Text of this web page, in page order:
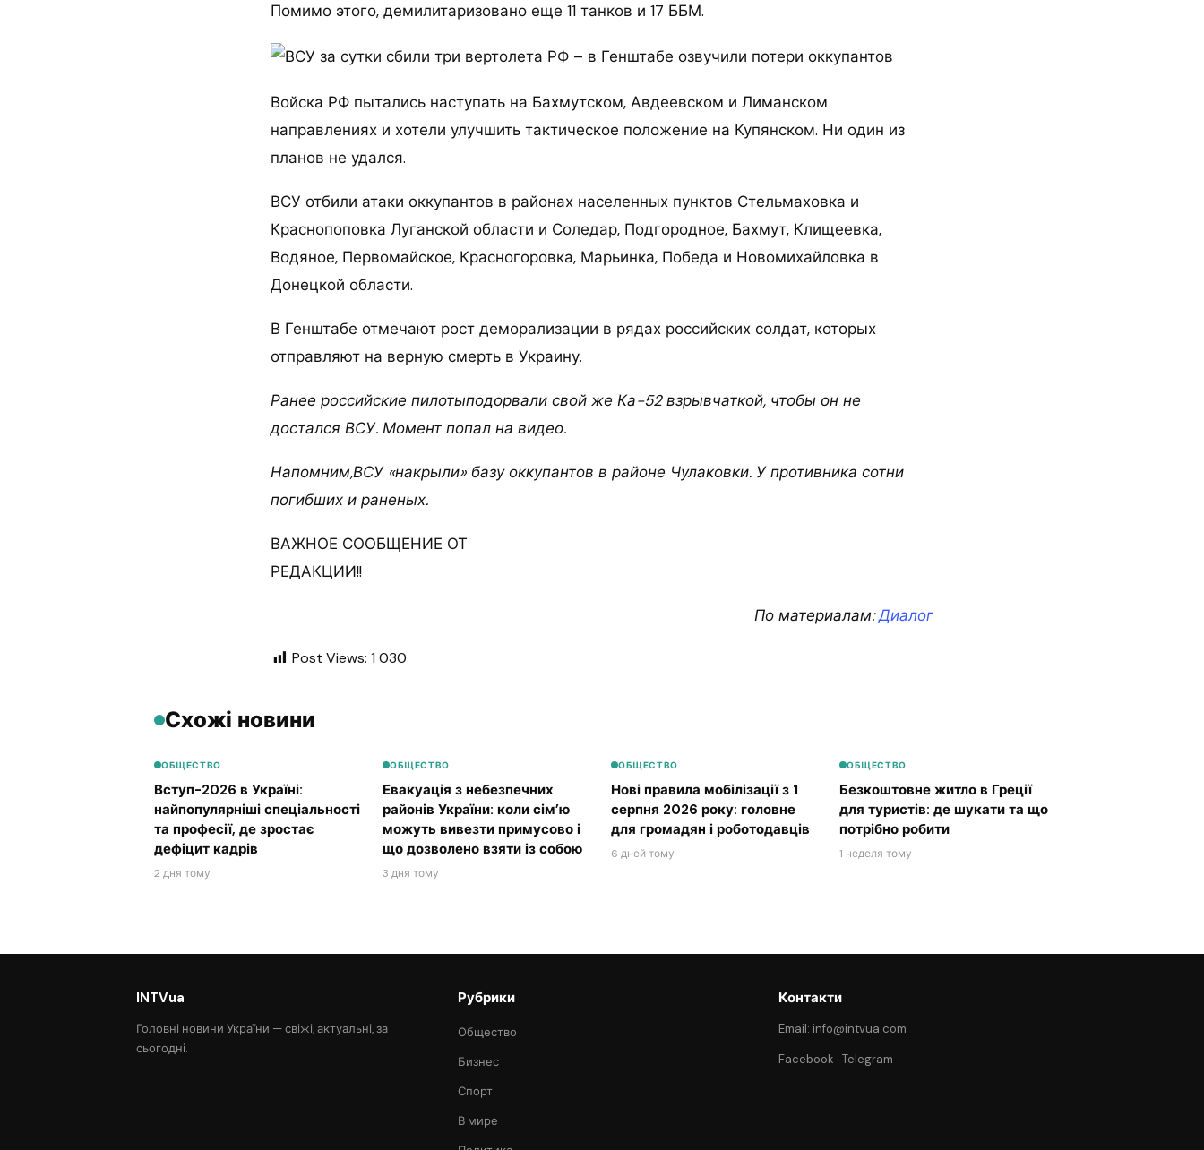
Помимо этого, демилитаризовано еще 11 танков и 17 ББМ.
Войска РФ пытались наступать на Бахмутском, Авдеевском и Лиманском
направлениях и хотели улучшить тактическое положение на Купянском. Ни один из
планов не удался.
ВСУ отбили атаки оккупантов в районах населенных пунктов Стельмаховка и
Краснопоповка Луганской области и Соледар, Подгородное, Бахмут, Клищеевка,
Водяное, Первомайское, Красногоровка, Марьинка, Победа и Новомихайловка в
Донецкой области.
В Генштабе отмечают рост деморализации в рядах российских солдат, которых
отправляют на верную смерть в Украину.
Ранее российские пилотыподорвали свой же Ка-52 взрывчаткой, чтобы он не
достался ВСУ. Момент попал на видео.
Напомним,ВСУ «накрыли» базу оккупантов в районе Чулаковки. У противника сотни
погибших и раненых.
ВАЖНОЕ СООБЩЕНИЕ ОТ
РЕДАКЦИИ!!
По материалам:Диалог
Post Views: 1 030
Схожі новини
ОБЩЕСТВО
Вступ-2026 в Україні:
найпопулярніші спеціальності
та професії, де зростає
дефіцит кадрів
2 дня тому
ОБЩЕСТВО
Евакуація з небезпечних
районів України: коли сім’ю
можуть вивезти примусово і
що дозволено взяти із собою
3 дня тому
ОБЩЕСТВО
Нові правила мобілізації з 1
серпня 2026 року: головне
для громадян і роботодавців
6 дней тому
ОБЩЕСТВО
Безкоштовне житло в Греції
для туристів: де шукати та що
потрібно робити
1 неделя тому
INTVua
Головні новини України — свіжі, актуальні, за
сьогодні.
Рубрики
Общество
Бизнес
Спорт
В мире
Контакти
Email: info@intvua.com
Facebook ·Telegram